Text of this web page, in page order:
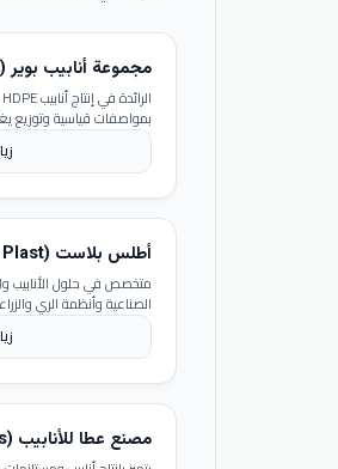
مجموعة أنابيب بوير (Bwer Pipes Group)
بمواصفات قياسية وتوزيع
أطلس بلاست (Atlas Plast)
متخصص في حلول الأنابيب
الصناعية وأنظمة الري
مصنع عطا للأنابيب (Ata Pipes)